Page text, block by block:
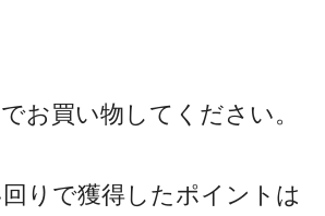
お買い物してください。
りで獲得したポイントは